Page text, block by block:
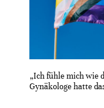
„Ich fühle mich wie
Gynäkologe hatte